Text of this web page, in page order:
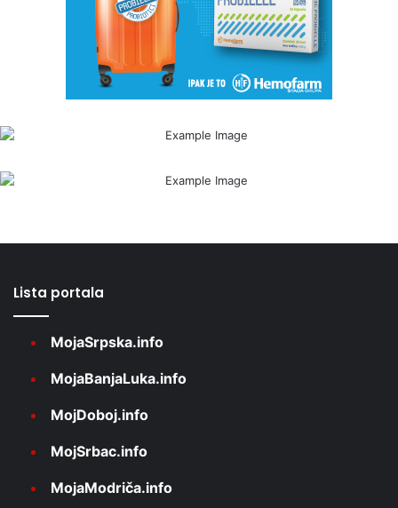
Lista portala
MojaSrpska.info
MojaBanjaLuka.info
MojDoboj.info
MojSrbac.info
MojaModriča.info